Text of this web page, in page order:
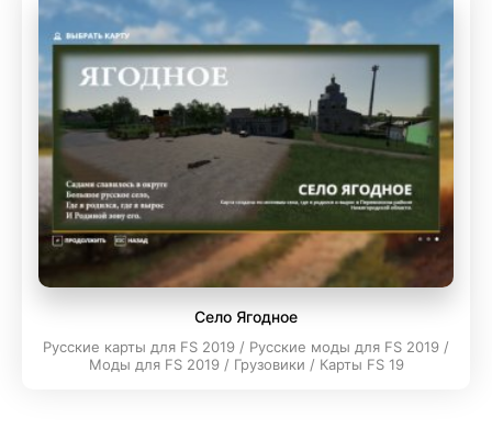
Село Ягодное
Русские карты для FS 2019 / Русские моды для FS 2019 /
Моды для FS 2019 / Грузовики / Карты FS 19